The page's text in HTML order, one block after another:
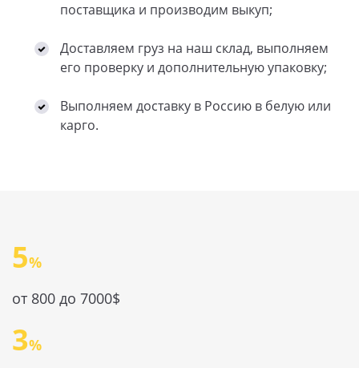
поставщика и производим выкуп;
Доставляем груз на наш склад, выполняем
его проверку и дополнительную упаковку;
Выполняем доставку в Россию в белую или
карго.
5
от 800 до 7000$
3